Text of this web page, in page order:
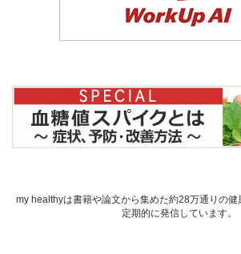
my healthyは書籍や論文から集めた約28万通りの健
定期的に発信しています。